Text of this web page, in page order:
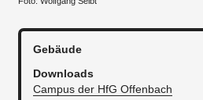
Gebäude
Downloads
Campus der HfG Offenbach